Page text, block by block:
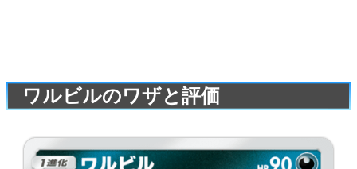
ワルビルのワザと評価